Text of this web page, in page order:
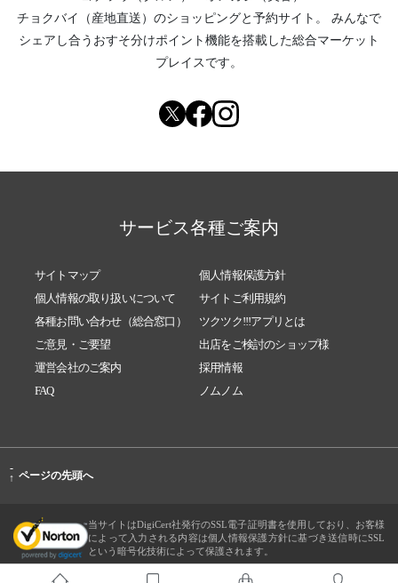
チョクバイ（産地直送） のショッピングと予約サイト。
みんなで
シェアし合う おすそ分けポイント機能を搭載した総合マーケット
プレイスです。
サービス各種ご案内
サイトマップ
個人情報保護方針
個人情報の取り扱いについて
サイトご利用規約
各種お問い合わせ（総合窓口）
ツクツク!!!アプリとは
ご意見・ご要望
出店をご検討のショップ様
運営会社のご案内
採用情報
FAQ
ノムノム
-
↑ ページの先頭へ
当サイトはDigiCert社発行のSSL電子証明書を使用しており、お客様
によって入力される内容は個人情報保護方針に基づき送信時にSSL
という暗号化技術によって保護されます。